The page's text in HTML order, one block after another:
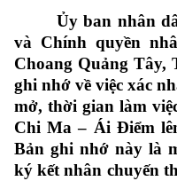
Ủy ban nhân
và Chính quyền
Choang Quảng Tây,
ghi nhớ về việc xác
mở, thời gian làm
Chi Ma – Ái Điểm
Bản ghi nhớ này là
ký kết nhân chuyến